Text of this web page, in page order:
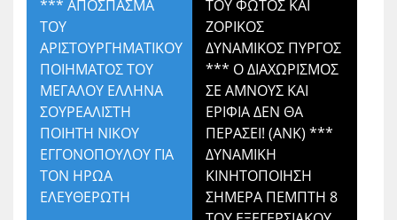
*** ΑΠΟΣΠΑΣΜΑ
ΤΟΥ
ΑΡΙΣΤΟΥΡΓΗΜΑΤΙΚΟΥ
ΠΟΙΗΜΑΤΟΣ ΤΟΥ
ΜΕΓΑΛΟΥ ΕΛΛΗΝΑ
ΣΟΥΡΕΑΛΙΣΤΗ
ΠΟΙΗΤΗ ΝΙΚΟΥ
ΕΓΓΟΝΟΠΟΥΛΟΥ ΓΙΑ
ΤΟΝ ΗΡΩΑ
ΕΛΕΥΘΕΡΩΤΗ
ΤΟΥ ΦΩΤΟΣ ΚΑΙ
ΖΟΡΙΚΟΣ
ΔΥΝΑΜΙΚΟΣ ΠΥΡΓΟΣ
*** Ο ΔΙΑΧΩΡΙΣΜΟΣ
ΣΕ ΑΜΝΟΥΣ ΚΑΙ
ΕΡΙΦΙΑ ΔΕΝ ΘΑ
ΠΕΡΑΣΕΙ! (ΑΝΚ) ***
ΔΥΝΑΜΙΚΗ
ΚΙΝΗΤΟΠΟΙΗΣΗ
ΣΗΜΕΡΑ ΠΕΜΠΤΗ 8